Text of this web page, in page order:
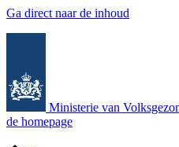
Ga direct naar de inhoud
Ministerie van
de homepage